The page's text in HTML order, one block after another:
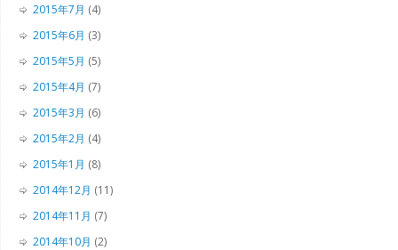
2015年7月 (4)
2015年6月 (3)
2015年5月 (5)
2015年4月 (7)
2015年3月 (6)
2015年2月 (4)
2015年1月 (8)
2014年12月 (11)
2014年11月 (7)
2014年10月 (2)